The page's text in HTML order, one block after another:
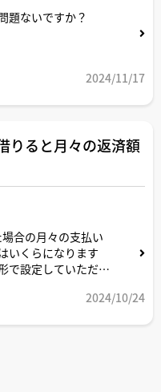
題ないですか？
2024/11/17
りると月々の返済額
合の月々の支払い
いくらになります
で設定していただい
かります。よろしく2024/10/24